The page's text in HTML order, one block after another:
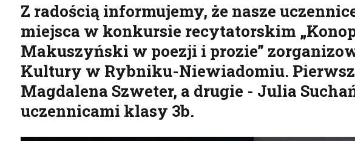
Z radością informujemy, że nasze
miejsca w konkursie recytatorskim
Makuszyński w poezji i prozie”
Kultury w Rybniku-Niewiadomiu.
Magdalena Szweter, a drugie - Julia
uczennicami klasy 3b.